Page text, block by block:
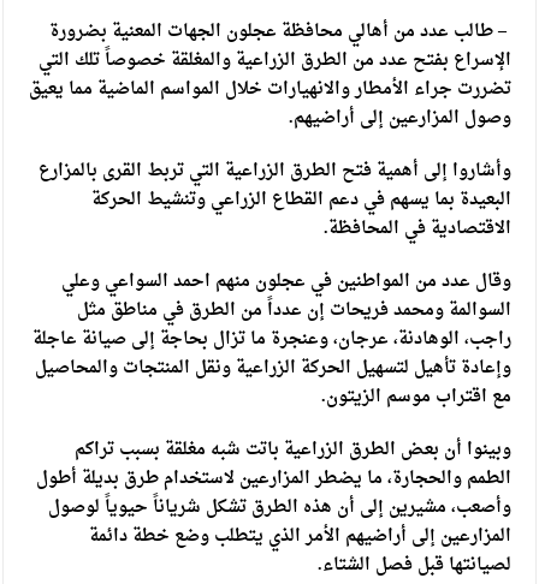
– طالب عدد من أهالي محافظة عجلون الجهات المعنية بضرورة
الإسراع بفتح عدد من الطرق الزراعية والمغلقة خصوصاً تلك التي
تضررت جراء الأمطار والانهيارات خلال المواسم الماضية مما يعيق
وصول المزارعين إلى أراضيهم.
وأشاروا إلى أهمية فتح الطرق الزراعية التي تربط القرى بالمزارع
البعيدة بما يسهم في دعم القطاع الزراعي وتنشيط الحركة
الاقتصادية في المحافظة.
وقال عدد من المواطنين في عجلون منهم احمد السواعي وعلي
السوالمة ومحمد فريحات إن عدداً من الطرق في مناطق مثل
راجب، الوهادنة، عرجان، وعنجرة ما تزال بحاجة إلى صيانة عاجلة
وإعادة تأهيل لتسهيل الحركة الزراعية ونقل المنتجات والمحاصيل
مع اقتراب موسم الزيتون.
وبينوا أن بعض الطرق الزراعية باتت شبه مغلقة بسبب تراكم
الطمم والحجارة، ما يضطر المزارعين لاستخدام طرق بديلة أطول
وأصعب، مشيرين إلى أن هذه الطرق تشكل شرياناً حيوياً لوصول
المزارعين إلى أراضيهم الأمر الذي يتطلب وضع خطة دائمة
لصيانتها قبل فصل الشتاء.